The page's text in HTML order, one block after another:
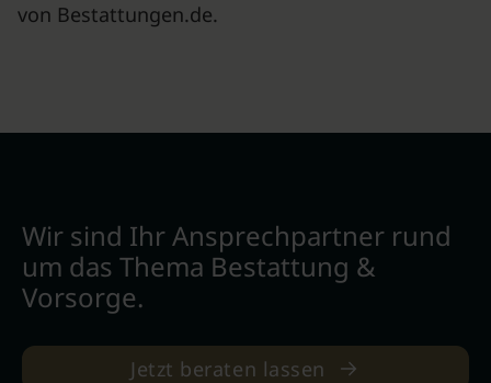
von Bestattungen.de.
Wir sind Ihr Ansprechpartner rund
um das Thema Bestattung &
Vorsorge.
Jetzt beraten lassen